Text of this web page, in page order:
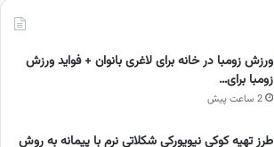
ورزش زومبا در خانه برای لاغری بانوان + فواید ورزش
زومبا برای…
2 ساعت پیش
طرز تهیه کوکی نیویورکی شکلاتی نرم با پیمانه به روش